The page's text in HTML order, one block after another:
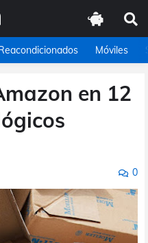
Móviles
en 12
0